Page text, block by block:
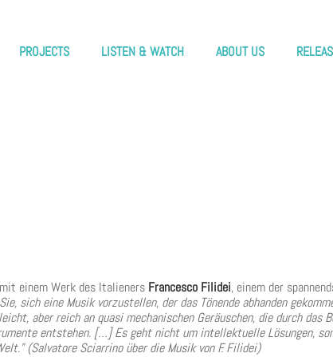
PROJECTS LISTEN & WATCH ABOUT US
einem Werk des Italieners Francesco Filidei, einem der
sich eine Musik vorzustellen, der das Tönende abhanden
aber reich an quasi mechanischen Geräuschen, die durch das
entstehen. […] Es geht nicht um intellektuelle Lösungen,
(Salvatore Sciarrino über die Musik von F. Filidei)